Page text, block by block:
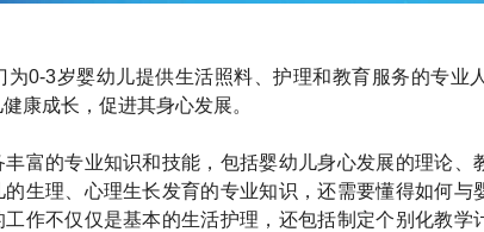
为0-3岁婴幼儿提供生活照料、护理和教育服务的专业
康成长，促进其身心发展。
富的专业知识和技能，包括婴幼儿身心发展的理论、
生理、心理生长发育的专业知识，还需要懂得如何与
作不仅仅是基本的生活护理，还包括制定个别化教